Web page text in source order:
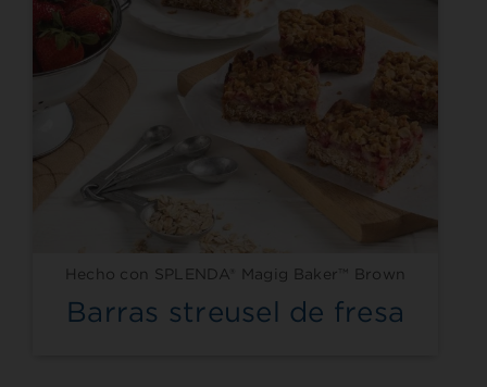
Hecho con SPLENDA® Magig Baker™ Brown
Barras streusel de fresa